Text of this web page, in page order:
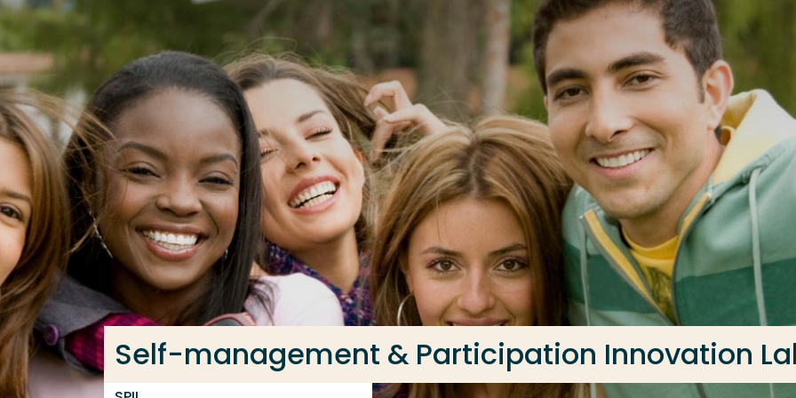
Ga direct naar de content
Self-management & Participation Innovation
Veel gezocht
Opleiding
Contact